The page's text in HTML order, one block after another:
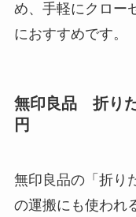
め、手軽にクロー
におすすめです。
無印良品 折り
円
無印良品の「折り
の運搬にも使われ